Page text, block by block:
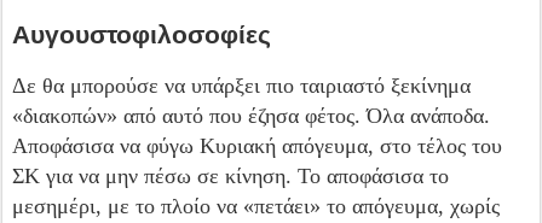
Αυγουστοφιλοσοφίες
Δε θα μπορούσε να υπάρξει πιο ταιριαστό ξεκίνημα
«διακοπών» από αυτό που έζησα φέτος. Όλα ανάποδα.
Αποφάσισα να φύγω Κυριακή απόγευμα, στο τέλος του
ΣΚ για να μην πέσω σε κίνηση. Το αποφάσισα το
μεσημέρι, με το πλοίο να «πετάει» το απόγευμα, χωρίς